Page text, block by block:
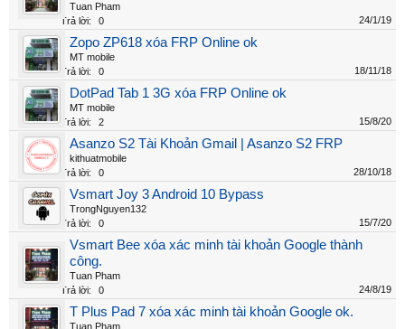
Tuan Pham
Trả lời:
0 24/1/19
Zopo ZP618 xóa FRP Online ok
MT mobile
Trả lời:
0 18/11/18
DotPad Tab 1 3G xóa FRP Online ok
MT mobile
Trả lời:
2 15/8/20
Asanzo S2 Tài Khoản Gmail | Asanzo S2 FRP
kithuatmobile
Trả lời:
0 28/10/18
Vsmart Joy 3 Android 10 Bypass
TrongNguyen132
Trả lời:
0 15/7/20
Vsmart Bee xóa xác minh tài khoản Google thành
công.
Tuan Pham
Trả lời:
0 24/8/19
T Plus Pad 7 xóa xác minh tài khoản Google ok.
Tuan Pham